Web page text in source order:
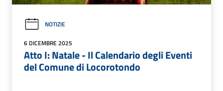
NOTIZIE
6 DICEMBRE 2025
Atto I: Natale - Il Calendario degli Eventi
del Comune di Locorotondo